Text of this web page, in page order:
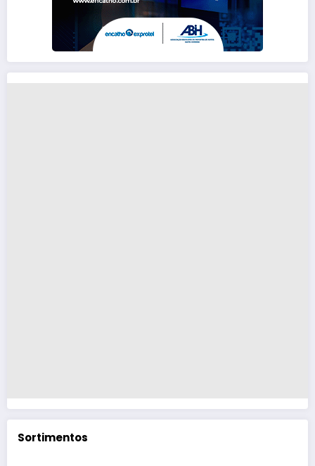
Sortimentos